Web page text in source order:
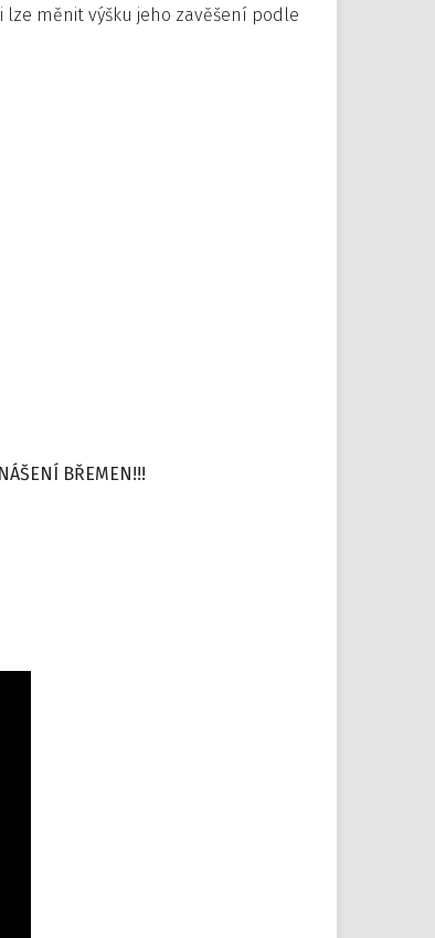
měnit výšku jeho zavěšení podle
BŘEMEN!!!